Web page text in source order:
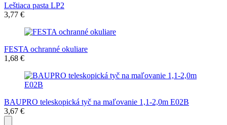
Leštiaca pasta LP2
3,77 €
FESTA ochranné okuliare
1,68 €
BAUPRO teleskopická tyč na maľovanie 1,1-2,0m E02B
3,67 €